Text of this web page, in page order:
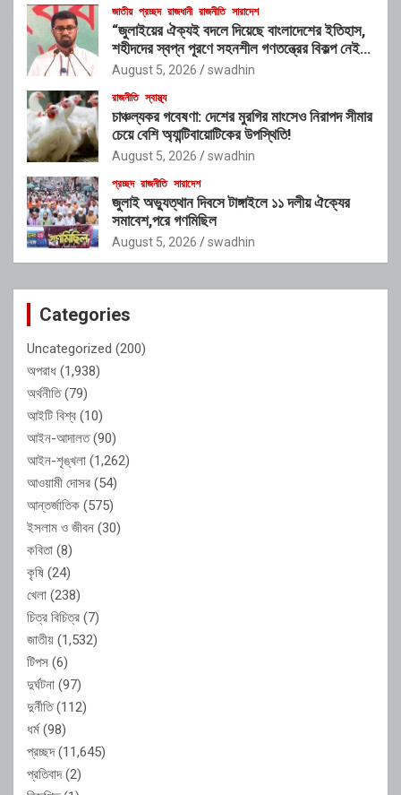
জাতীয় প্রচ্ছদ রাজধানী রাজনীতি সারাদেশ
“জুলাইয়ের ঐক্যই বদলে দিয়েছে বাংলাদেশের ইতিহাস,
শহীদদের স্বপ্ন পূরণে সহনশীল গণতন্ত্রের বিকল্প নেই” :
রাশেদ খাঁন
August 5, 2026 swadhin
রাজনীতি স্বাস্থ্য
চাঞ্চল্যকর গবেষণা: দেশের মুরগির মাংসেও নিরাপদ সীমার
চেয়ে বেশি অ্যান্টিবায়োটিকের উপস্থিতি!
August 5, 2026 swadhin
প্রচ্ছদ রাজনীতি সারাদেশ
জুলাই অভ্যুত্থান দিবসে টাঙ্গাইলে ১১ দলীয় ঐক্যের
সমাবেশ,পরে গণমিছিল
August 5, 2026 swadhin
Categories
Uncategorized (200)
অপরাধ (1,938)
অর্থনীতি(79)
আইটি বিশ্ব (10)
আইন-আদালত(90)
আইন-শৃঙ্খলা (1,262)
আওয়ামী দোসর (54)
আন্তর্জাতিক (575)
ইসলাম ও জীবন (30)
কবিতা (8)
কৃষি (24)
খেলা (238)
চিত্র বিচিত্র (7)
জাতীয় (1,532)
টিপস (6)
দুর্ঘটনা (97)
দুর্নীতি(112)
ধর্ম(98)
প্রচ্ছদ(11,645)
প্রতিবাদ(2)